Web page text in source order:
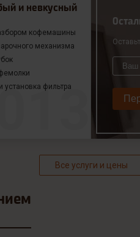
и невкусный
кофемашины
механизма
установка фильтра
Все услуги и цены